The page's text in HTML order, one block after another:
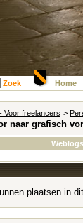
Zoek Home
Voor freelancers >
naar grafisch
Weblogs
plaatsen in